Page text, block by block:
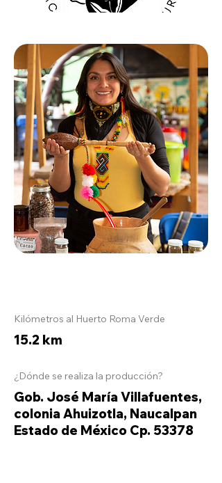
Kilómetros al Huerto Roma Verde
15.2 km
¿Dónde se realiza la producción?
Gob. José María Villafuentes,
colonia Ahuizotla, Naucalpan
Estado de México Cp. 53378